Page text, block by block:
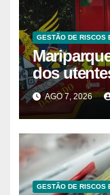
GESTÃO DE RISCOS
dos
AGO 7, 2026
GESTÃO DE RISCOS